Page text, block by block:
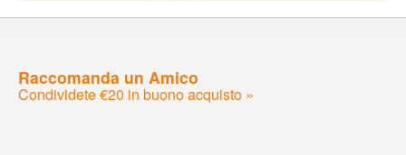
Raccomanda un Amico
Condividete €20 in buono acquisto »